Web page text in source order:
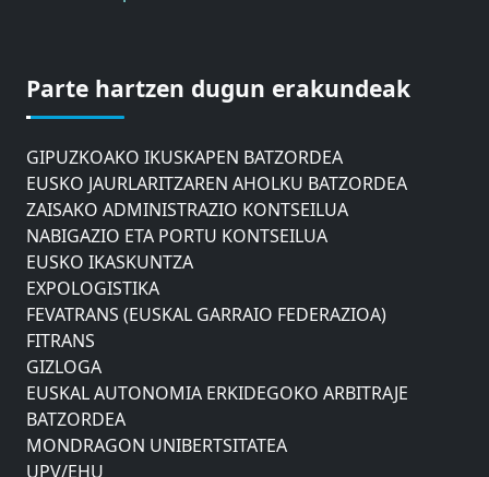
Parte hartzen dugun erakundeak
DONOSTIAKO UDALEKO MUGIKORTASUNERAKO
AHOLKU BATZORDEA
GIPUZKOAKO IKUSKAPEN BATZORDEA
EUSKO JAURLARITZAREN AHOLKU BATZORDEA
ZAISAKO ADMINISTRAZIO KONTSEILUA
NABIGAZIO ETA PORTU KONTSEILUA
EUSKO IKASKUNTZA
EXPOLOGISTIKA
FEVATRANS (EUSKAL GARRAIO FEDERAZIOA)
FITRANS
GIZLOGA
EUSKAL AUTONOMIA ERKIDEGOKO ARBITRAJE
BATZORDEA
MONDRAGON UNIBERTSITATEA
UPV/EHU